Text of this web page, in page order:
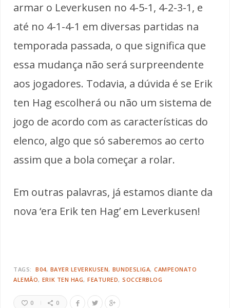
armar o Leverkusen no 4-5-1, 4-2-3-1, e
até no 4-1-4-1 em diversas partidas na
temporada passada, o que significa que
essa mudança não será surpreendente
aos jogadores. Todavia, a dúvida é se Erik
ten Hag escolherá ou não um sistema de
jogo de acordo com as características do
elenco, algo que só saberemos ao certo
assim que a bola começar a rolar.
Em outras palavras, já estamos diante da
nova ‘era Erik ten Hag’ em Leverkusen!
TAGS: B04 BAYER LEVERKUSEN BUNDESLIGA CAMPEONATO
ALEMÃO ERIK TEN HAG FEATURED SOCCERBLOG
0 0